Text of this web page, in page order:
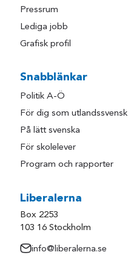
Pressrum
Lediga jobb
Grafisk profil
Snabblänkar
Politik A-Ö
För dig som utlandssvensk
På lätt svenska
För skolelever
Program och rapporter
Liberalerna
Box 2253
103 16 Stockholm
info@liberalerna.se